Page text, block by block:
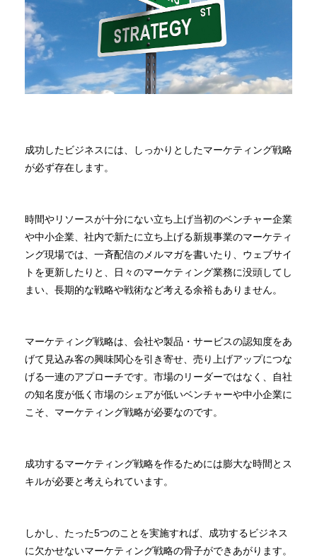
成功したビジネスには、しっかりとしたマーケティング戦略
が必ず存在します。
時間やリソースが十分にない立ち上げ当初のベンチャー企業
や中小企業、社内で新たに立ち上げる新規事業のマーケティ
ング現場では、一斉配信のメルマガを書いたり、ウェブサイ
トを更新したりと、日々のマーケティング業務に没頭してし
まい、長期的な戦略や戦術など考える余裕もありません。
マーケティング戦略は、会社や製品・サービスの認知度をあ
げて見込み客の興味関心を引き寄せ、売り上げアップにつな
げる一連のアプローチです。市場のリーダーではなく、自社
の知名度が低く市場のシェアが低いベンチャーや中小企業に
こそ、マーケティング戦略が必要なのです。
成功するマーケティング戦略を作るためには膨大な時間とス
キルが必要と考えられています。
しかし、たった5つのことを実施すれば、成功するビジネス
に欠かせないマーケティング戦略の骨子ができあがります。